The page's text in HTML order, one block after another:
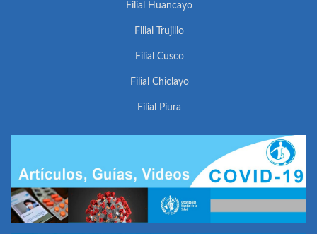
Filial Huancayo
Filial Trujillo
Filial Cusco
Filial Chiclayo
Filial Piura